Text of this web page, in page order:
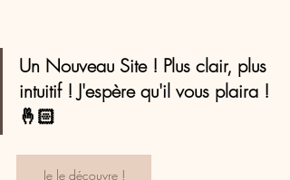
Un Nouveau Site ! Plus clair, plus
intuitif ! J'espère qu'il vous plaira !
🤞🏻
Je le découvre !